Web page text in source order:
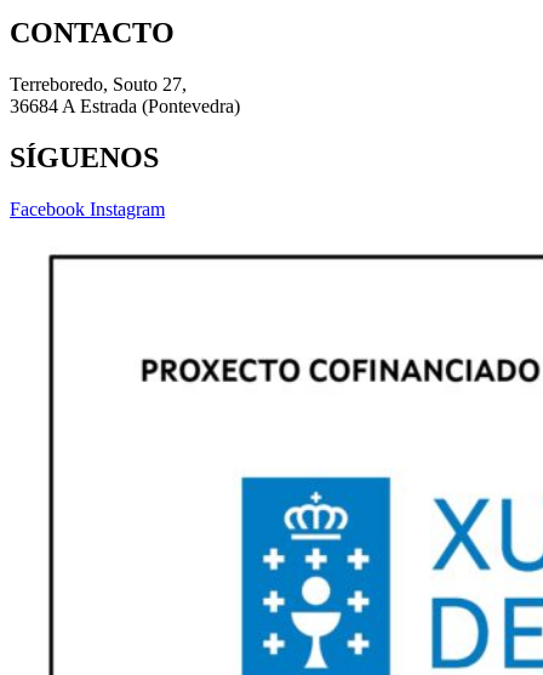
CONTACTO
Terreboredo, Souto 27,
36684 A Estrada (Pontevedra)
SÍGUENOS
Facebook Instagram